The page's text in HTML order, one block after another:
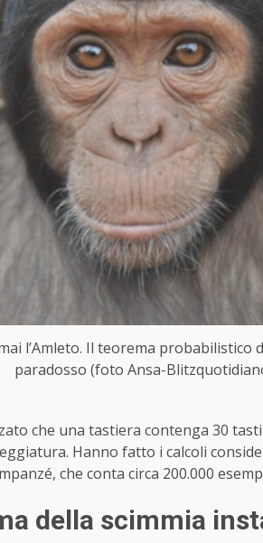
l’Amleto. Il teorema probabilistico
paradosso (foto Ansa-
che una tastiera contenga 30
Hanno fatto i calcoli
che conta circa 200.000
della scimmia